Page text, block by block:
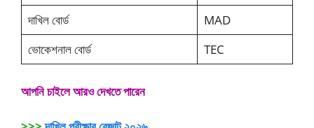
দাখিল বোর্ড
MAD
ভোকেশনাল বোর্ড
TEC
আপনি চাইলে আরও দেখতে পারেন